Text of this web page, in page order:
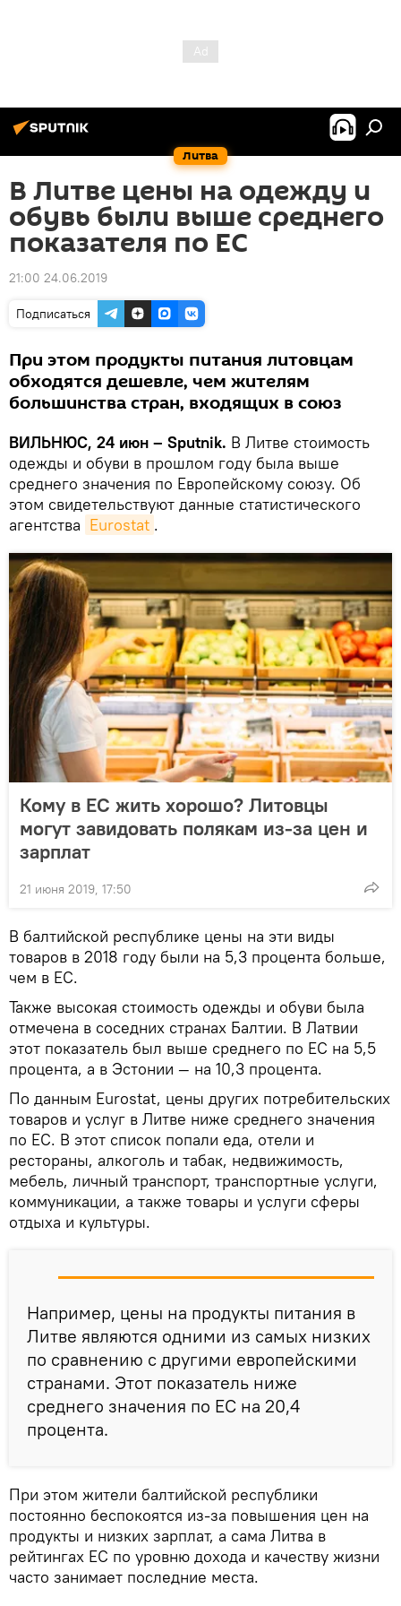
Литва
В Литве цены на одежду и
обувь были выше среднего
показателя по ЕС
21:00 24.06.2019
Подписаться
При этом продукты питания литовцам
обходятся дешевле, чем жителям
большинства стран, входящих в союз
ВИЛЬНЮС, 24 июн – Sputnik. В Литве стоимость
одежды и обуви в прошлом году была выше
среднего значения по Европейскому союзу. Об
этом свидетельствуют данные статистического
агентства Eurostat .
Кому в ЕС жить хорошо? Литовцы
могут завидовать полякам из-за цен и
зарплат
21 июня 2019, 17:50
В балтийской республике цены на эти виды
товаров в 2018 году были на 5,3 процента больше,
чем в ЕС.
Также высокая стоимость одежды и обуви была
отмечена в соседних странах Балтии. В Латвии
этот показатель был выше среднего по ЕС на 5,5
процента, а в Эстонии — на 10,3 процента.
По данным Eurostat, цены других потребительских
товаров и услуг в Литве ниже среднего значения
по ЕС. В этот список попали еда, отели и
рестораны, алкоголь и табак, недвижимость,
мебель, личный транспорт, транспортные услуги,
коммуникации, а также товары и услуги сферы
отдыха и культуры.
Например, цены на продукты питания в
Литве являются одними из самых низких
по сравнению с другими европейскими
странами. Этот показатель ниже
среднего значения по ЕС на 20,4
процента.
При этом жители балтийской республики
постоянно беспокоятся из-за повышения цен на
продукты и низких зарплат, а сама Литва в
рейтингах ЕС по уровню дохода и качеству жизни
часто занимает последние места.